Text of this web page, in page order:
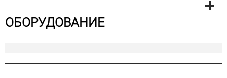
ОБОРУДОВАНИЕ